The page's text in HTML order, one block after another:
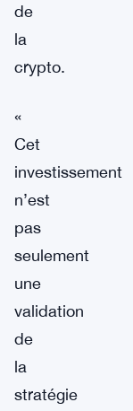
de
la
crypto.
«
Cet
investissement
n’est
pas
seulement
une
validation
de
la
stratégie